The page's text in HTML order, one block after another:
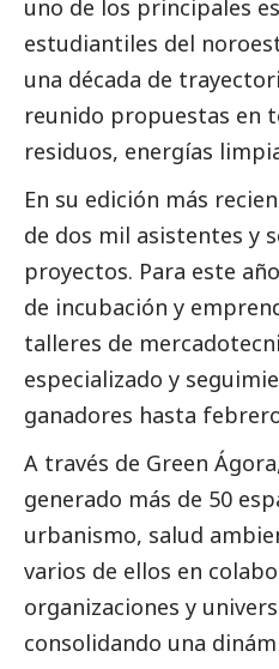
uno de los principales
estudiantiles del
una década de
reunido propuestas en
residuos, energías
En su edición más
de dos mil asistentes y
proyectos. Para este
de incubación y
talleres de
especializado y
ganadores hasta
A través de Green
generado más de 50
urbanismo, salud
varios de ellos en
organizaciones y
consolidando una